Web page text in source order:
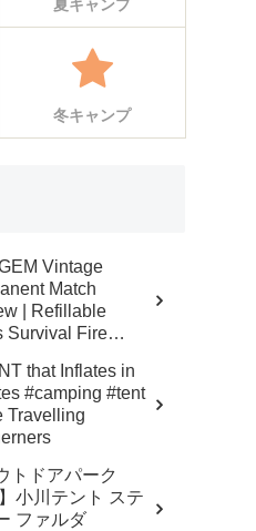
夏キャンプ
冬キャンプ
Vintage
Match
| Refillable
Survival Fire
Reviews
that Inflates in
#camping #tent
Travelling
トドアパーク
小川テント ステ
ファルダ